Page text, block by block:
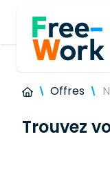
Offres
Trouvez